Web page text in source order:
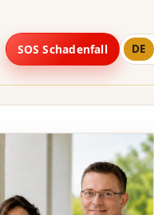
SOS Schadenfall DE